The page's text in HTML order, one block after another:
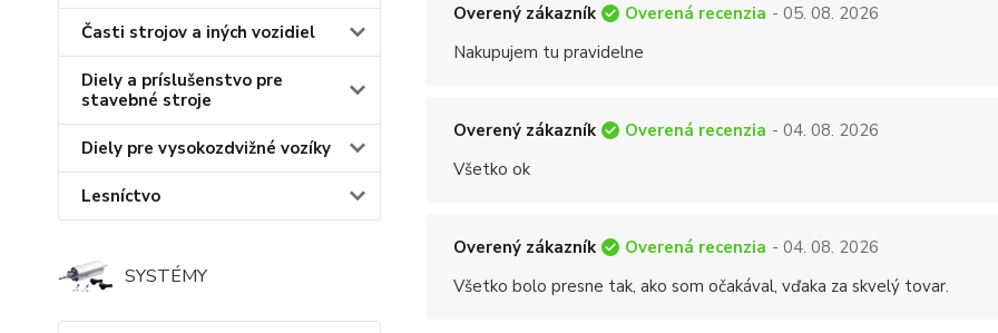
Časti strojov a iných vozidiel
Diely a príslušenstvo pre
stavebné stroje
Diely pre vysokozdvižné vozíky
Lesníctvo
SYSTÉMY
Overený zákazník Overená recenzia - 05. 08. 2026
Nakupujem tu pravidelne
Overený zákazník Overená recenzia - 04. 08. 2026
Všetko ok
Overený zákazník Overená recenzia - 04. 08. 2026
Všetko bolo presne tak, ako som očakával, vďaka za skvelý tovar.